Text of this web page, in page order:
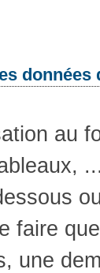
données
au
faire
une